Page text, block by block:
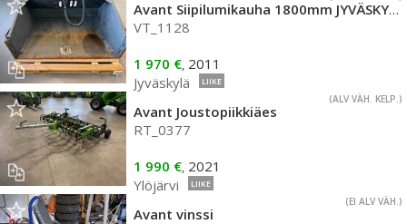
Avant Siipilumikauha 1800mm JYVÄSKYLÄ
VT_1128
1 970 €, 2011
Jyväskylä
LIIKE
(ALV VÄH. KELP.)
Avant Joustopiikkiäes
RT_0377
1 990 €, 2021
Ylöjärvi
LIIKE
(EI ALV VÄH.)
Avant vinssi